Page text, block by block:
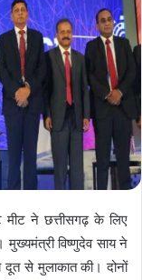
ने छत्तीसगढ़ के लिए
मुख्यमंत्री विष्णुदेव साय ने
दूत से मुलाकात की। दोनों